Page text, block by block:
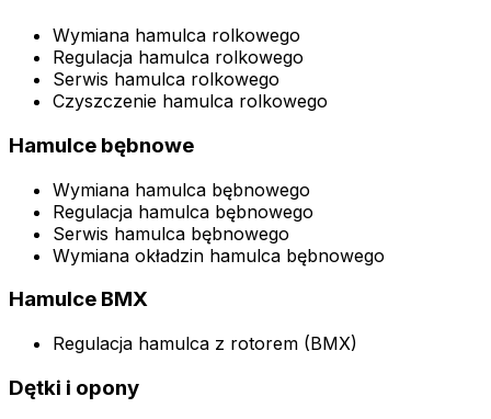
Wymiana hamulca rolkowego
Regulacja hamulca rolkowego
Serwis hamulca rolkowego
Czyszczenie hamulca rolkowego
Hamulce bębnowe
Wymiana hamulca bębnowego
Regulacja hamulca bębnowego
Serwis hamulca bębnowego
Wymiana okładzin hamulca bębnowego
Hamulce BMX
Regulacja hamulca z rotorem (BMX)
Dętki i opony